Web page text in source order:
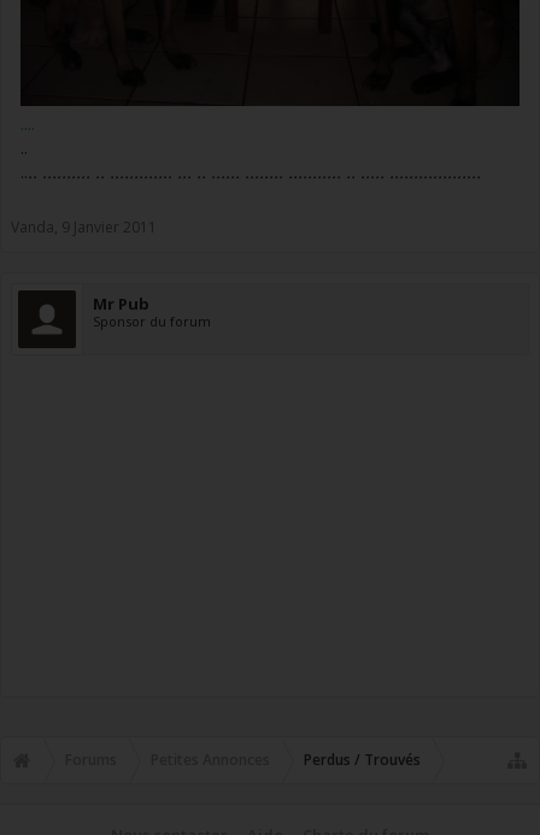
....
..
.... .......... .. ............. ... .. ...... ........ ........... .. ..... ...................
Vanda, 9 Janvier 2011
Mr Pub
Sponsor du forum
Perdus / Trouvés